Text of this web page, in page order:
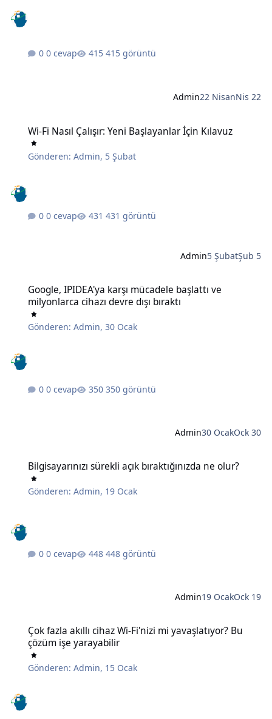
0 cevap 415 görüntü
Admin22 NisanNis 22
Wi-Fi Nasıl Çalışır: Yeni Başlayanlar İçin Kılavuz
Gönderen:Admin, 5 Şubat
0 cevap 431 görüntü
Admin5 ŞubatŞub 5
Google, IPIDEA'ya karşı mücadele başlattı ve
milyonlarca cihazı devre dışı bıraktı
Gönderen:Admin,30 Ocak
0 cevap 350 görüntü
Admin30 OcakOck 30
Bilgisayarınızı sürekli açık bıraktığınızda ne olur?
Gönderen:Admin, 19 Ocak
0 cevap 448 görüntü
Admin19 OcakOck 19
Çok fazla akıllı cihaz Wi-Fi'nizi mi yavaşlatıyor? Bu
çözüm işe yarayabilir
Gönderen:Admin, 15 Ocak